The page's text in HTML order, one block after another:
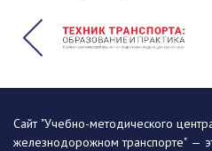
Сайт "Учебно-методического
железнодорожном транспорте" —